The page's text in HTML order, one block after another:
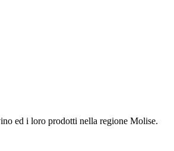
ed i loro prodotti nella regione Molise.